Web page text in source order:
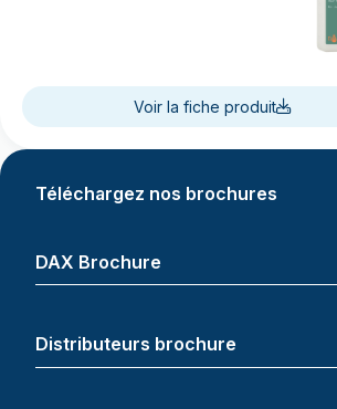
Voir la fiche produit
Téléchargez nos brochures
DAX Brochure
Distributeurs brochure